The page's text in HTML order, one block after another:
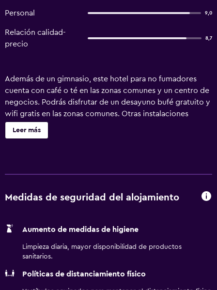
Personal 9,0
Relación calidad-
precio
8,7
Además de un gimnasio, este hotel para no fumadores
cuenta con café o té en las zonas comunes y un centro de
negocios. Podrás disfrutar de un desayuno bufé gratuito y
wifi gratis en las zonas comunes. Otras instalaciones
incluyen aparcamiento sin asistencia, servicio de tintorería
y lavandería. Se ofrece un servicio de limpieza a petición.
comedor. Las camas están vestidas con ropa de cama de
este hotel de 3 estrellas, los alojamientos incluyen cocina
independiente. Los baños están equipados con bañera o
de pelo. Este hotel en Washington ofrece acceso a
Internet wifi gratis. Entre las comodidades especialmente
Leer más
Medidas de seguridad del alojamiento
Aumento de medidas de higiene
Limpieza diaria, mayor disponibilidad de productos
sanitarios.
Políticas de distanciamiento físico